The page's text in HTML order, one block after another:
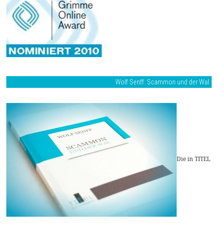
Wolf Senff: Scammon und der Wal
Die in TITEL